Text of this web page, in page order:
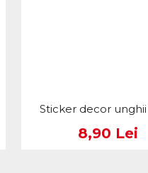
Sticker decor
8,90 Lei